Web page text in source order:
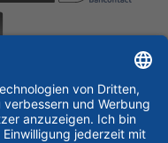
new